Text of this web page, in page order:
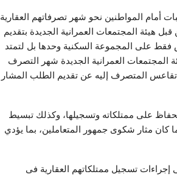
أمام المواطنين نحو شهر تصرفاتهم العقارية
هيئة المجتمعات العمرانية الجديدة بتقديم
فقط على المجموعة السكنية وحدها بل لتمتد
المجتمعات العمرانية الجديدة شهر التصرف
المتصرف إليه عن تقديم الطلب المشار
على ممتلكاته وتسجيلها، وكذلك تبسيط
كان مثار شكوى جمهور المتعاملين، بما يؤدي
تسجيل ممتلكاتهم العقارية فى